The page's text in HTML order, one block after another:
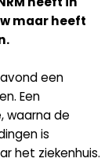
maar heeft
een
Een
waarna de
is
het ziekenhuis.